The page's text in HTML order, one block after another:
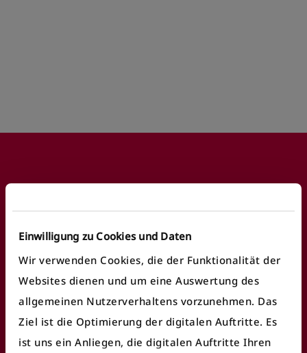
Einwilligung zu Cookies und Daten
Wir verwenden Cookies, die der Funktionalität der
Websites dienen und um eine Auswertung des
allgemeinen Nutzerverhaltens vorzunehmen. Das
Ziel ist die Optimierung der digitalen Auftritte. Es
ist uns ein Anliegen, die digitalen Auftritte Ihren
Footer
Häufige Anliegen
Fundbüro finden
Fahrausweiskontrolle
Ticket/Abo kaufen
öV Plus App nutzen